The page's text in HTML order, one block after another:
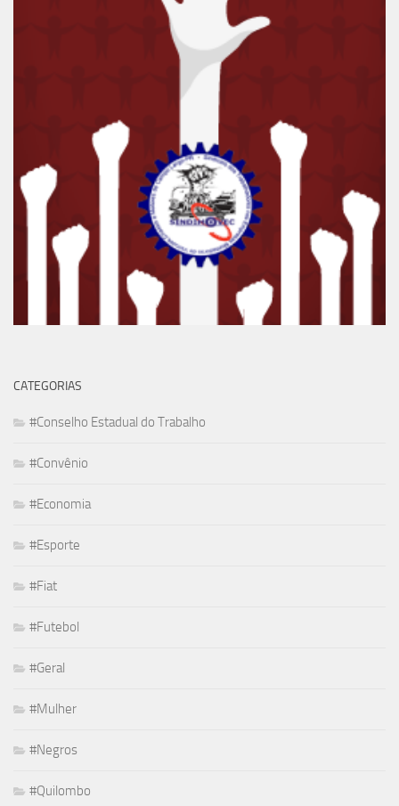
CATEGORIAS
#Conselho Estadual do Trabalho
#Convênio
#Economia
#Esporte
#Fiat
#Futebol
#Geral
#Mulher
#Negros
#Quilombo